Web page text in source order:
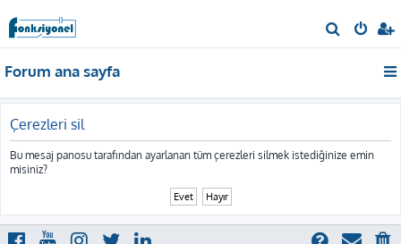
r
Forum ana sayfa
Çerezleri sil
Bu mesaj panosu tarafından ayarlanan tüm çerezleri silmek istediğinize emin
misiniz?